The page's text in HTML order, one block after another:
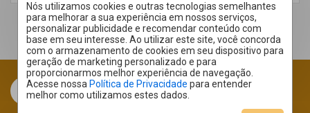
Nós utilizamos cookies e outras tecnologias semelhantes
para melhorar a sua experiência em nossos serviços,
personalizar publicidade e recomendar conteúdo com
base em seu interesse. Ao utilizar este site, você concorda
com o armazenamento de cookies em seu dispositivo para
geração de marketing personalizado e para
proporcionarmos melhor experiência de navegação.
Acesse nossa Política de Privacidade para entender
melhor como utilizamos estes dados.